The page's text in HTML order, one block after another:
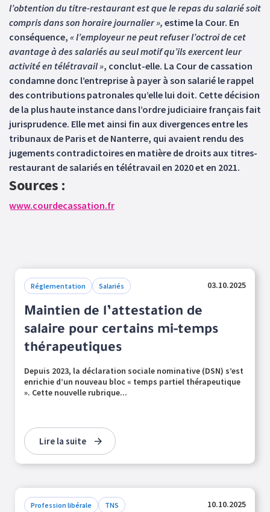
l’obtention du titre-restaurant est que le repas du salarié soit
compris dans son horaire journalier », estime la Cour. En
conséquence, « l’employeur ne peut refuser l’octroi de cet
avantage à des salariés au seul motif qu’ils exercent leur
activité en télétravail », conclut-elle. La Cour de cassation
condamne donc l’entreprise à payer à son salarié le rappel
des contributions patronales qu’elle lui doit. Cette décision
de la plus haute instance dans l’ordre judiciaire français fait
jurisprudence. Elle met ainsi fin aux divergences entre les
tribunaux de Paris et de Nanterre, qui avaient rendu des
jugements contradictoires en matière de droits aux titres-
restaurant de salariés en télétravail en 2020 et en 2021.
Sources :
www.courdecassation.fr
Réglementation Salariés 03.10.2025
Maintien de l’attestation de
salaire pour certains mi-temps
thérapeutiques
Depuis 2023, la déclaration sociale nominative (DSN) s’est
enrichie d’un nouveau bloc « temps partiel thérapeutique
». Cette nouvelle rubrique...
Lire la suite
Profession libérale TNS 10.10.2025